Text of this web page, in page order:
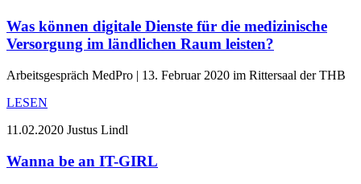
Was können digitale Dienste für die medizinische
Versorgung im ländlichen Raum leisten?
Arbeitsgespräch MedPro | 13. Februar 2020 im Rittersaal der THB
LESEN
11.02.2020 Justus Lindl
Wanna be an IT-GIRL